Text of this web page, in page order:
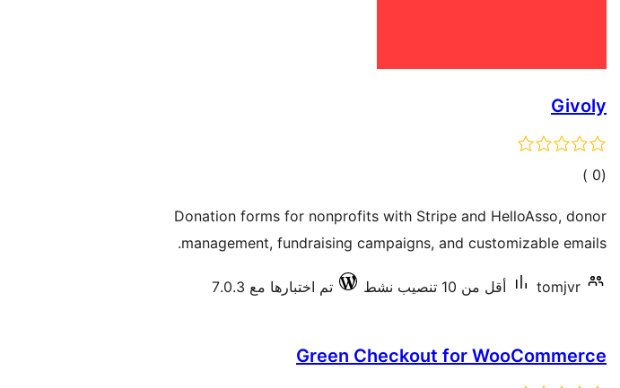
Givoly
(0
إجمالي)
Donation forms for nonprofits with Stripe and HelloAsso, donor
management, fundraising campaigns, and customizable emails.
tomjvr أقل من 10 تنصيب نشط تم اختبارها مع 7.0.3
Green Checkout for WooCommerce